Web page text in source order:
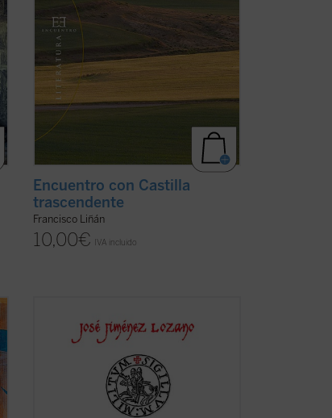
Encuentro con Castilla
trascendente
Francisco Liñán
10,00€ IVA incluido
Pedro Manuel Martín Lodares es un
cruzado en un mundo sin razón y lleno de
esta novela su sobrino nos relata su
«cruzada», en medio de los horrores de
la guerra, contra los demonios que se
(ver ficha)